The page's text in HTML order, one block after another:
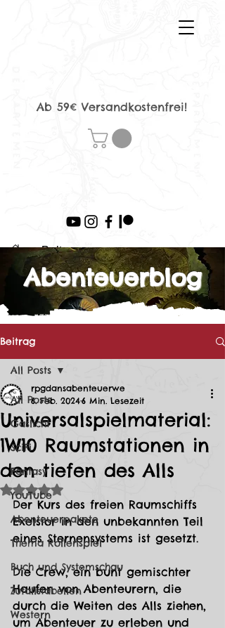
Ab 59€ Versandkostenfrei!
> Beitrag
Abenteuerblog
Beitrag
All Posts
Gaslicht
SciFi
Fantasy
YouTube
Abenteuerpakete
Thema Rollenspiel
Buch und Systemschau
Zufallstabellen
Western
All Posts
Universalspielmaterial:
1W10 Raumstationen in
den tiefen des Alls
rpgdansabenteuerwe
6. Feb. 20246 Min. Lesezeit
Mit NaN von 5 Sternen bewertet.
Der Kurs des freien Raumschiffs
Exelsior in den unbekannten Teil
eines Sternensystems ist gesetzt.
Die Crew, ein bunt gemischter
Haufen von Abenteurern, die
durch die Weiten des Alls ziehen,
um Abenteuer zu erleben und